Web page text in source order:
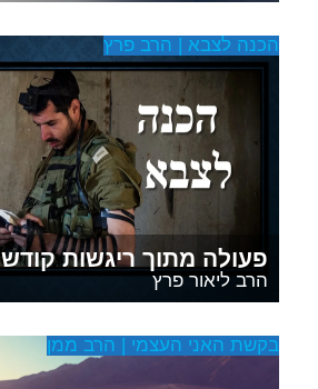
הכנה לצבא | הרב פרץ
פעולה מתוך ריגשות קודש
הרב ליאור פרץ
בקשת האני העצמי | הרב ממן